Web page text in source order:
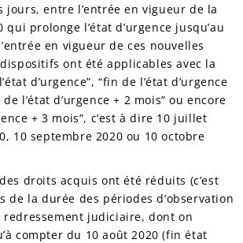
jours, entre l’entrée en vigueur de la
prolonge l’état d’urgence jusqu’au
en vigueur de ces nouvelles
ont été applicables avec la
d’urgence”, “fin de l’état d’urgence
l’état d’urgence + 2 mois” ou encore
+ 3 mois”, c’est à dire 10 juillet
10 septembre 2020 ou 10 octobre
droits acquis ont été réduits (c’est
de la durée des périodes d’observation
redressement judiciaire, dont on
compter du 10 août 2020 (fin état